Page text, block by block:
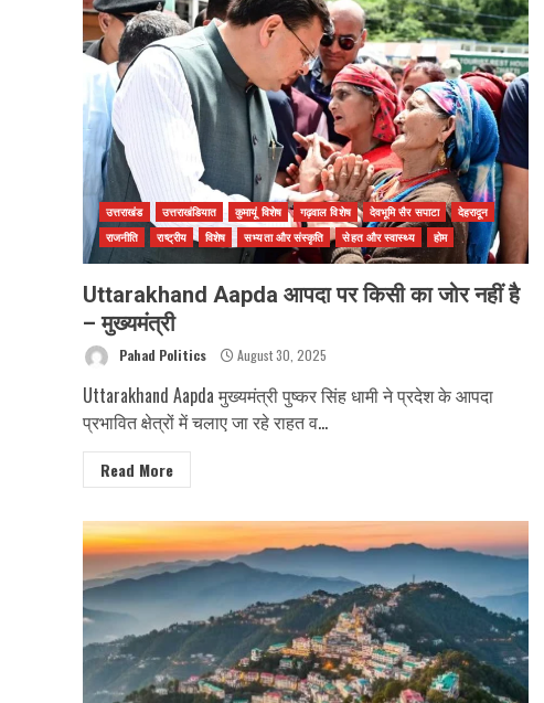
उत्तराखंड उत्तराखंडियात कुमायूं विशेष गढ़वाल विशेष देवभूमि सैर सपाटा
देहरादून
राजनीति
राष्ट्रीय विशेष सभ्यता और संस्कृति सेहत और स्वास्थ्य होम
Uttarakhand Aapda आपदा पर किसी का जोर नहीं है
– मुख्यमंत्री
Pahad Politics August 30, 2025
Uttarakhand Aapda मुख्यमंत्री पुष्कर सिंह धामी ने प्रदेश के आपदा
प्रभावित क्षेत्रों में चलाए जा रहे राहत व...
Read More